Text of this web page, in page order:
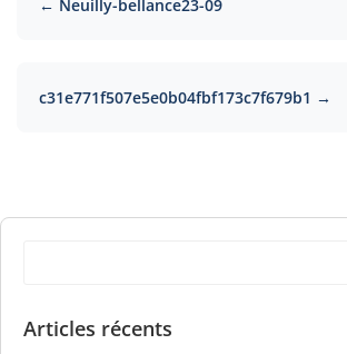
← Neuilly-bellance23-09
c31e771f507e5e0b04fbf173c7f679b1 →
Articles récents